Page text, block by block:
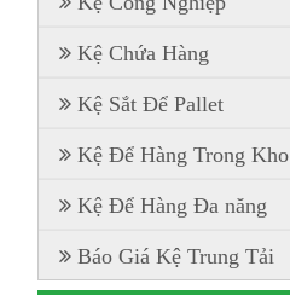
Kệ Chứa Hàng
Kệ Sắt Để Pallet
Kệ Để Hàng Trong Kho
Kệ Để Hàng Đa năng
Báo Giá Kệ Trung Tải